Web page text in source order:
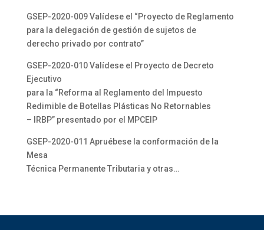
GSEP-2020-009 Valídese el “Proyecto de Reglamento
para la delegación de gestión de sujetos de
derecho privado por contrato”
GSEP-2020-010 Valídese el Proyecto de Decreto
Ejecutivo
para la “Reforma al Reglamento del Impuesto
Redimible de Botellas Plásticas No Retornables
– IRBP” presentado por el MPCEIP
GSEP-2020-011 Apruébese la conformación de la
Mesa
Técnica Permanente Tributaria y otras…